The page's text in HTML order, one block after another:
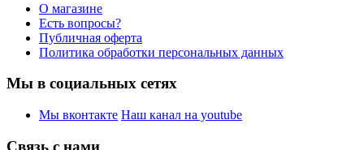
О магазине
Есть вопросы?
Публичная оферта
Политика обработки персональных данных
Мы в социальных сетях
Мы вконтакте Наш канал на youtube
Связь с нами